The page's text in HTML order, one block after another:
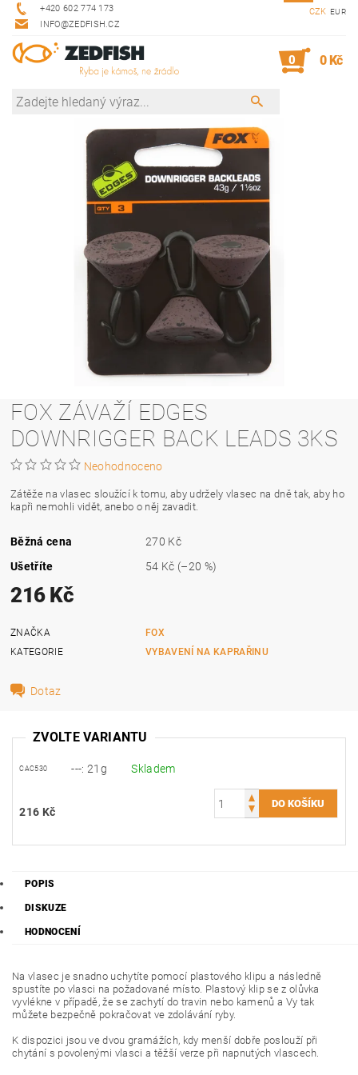
+420 602 774 173
INFO@ZEDFISH.CZ
CZK EUR
0 0 Kč
FOX ZÁVAŽÍ EDGES
DOWNRIGGER BACK LEADS 3KS
Neohodnoceno
Zátěže na vlasec sloužící k tomu, aby udržely vlasec na dně tak, aby ho
kapři nemohli vidět, anebo o něj zavadit.
Běžná cena
270 Kč
Ušetříte
54 Kč (–20 %)
216 Kč
ZNAČKA
FOX
KATEGORIE
VYBAVENÍ NA KAPRAŘINU
Dotaz
ZVOLTE VARIANTU
CAC530 ---: 21g Skladem
216 Kč
POPIS
DISKUZE
HODNOCENÍ
Na vlasec je snadno uchytíte pomocí plastového klipu a následně
spustíte po vlasci na požadované místo. Plastový klip se z olůvka
vyvlékne v případě, že se zachytí do travin nebo kamenů a Vy tak
můžete bezpečně pokračovat ve zdolávání ryby.
K dispozici jsou ve dvou gramážích, kdy menší dobře poslouží při
chytání s povolenými vlasci a těžší verze při napnutých vlascech.